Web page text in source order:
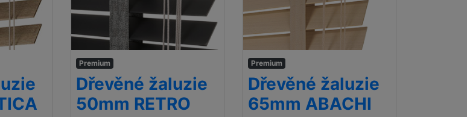
Premium
Dřevěné žaluzie
50mm RETRO
Premium
Dřevěné žaluzie
65mm ABACHI